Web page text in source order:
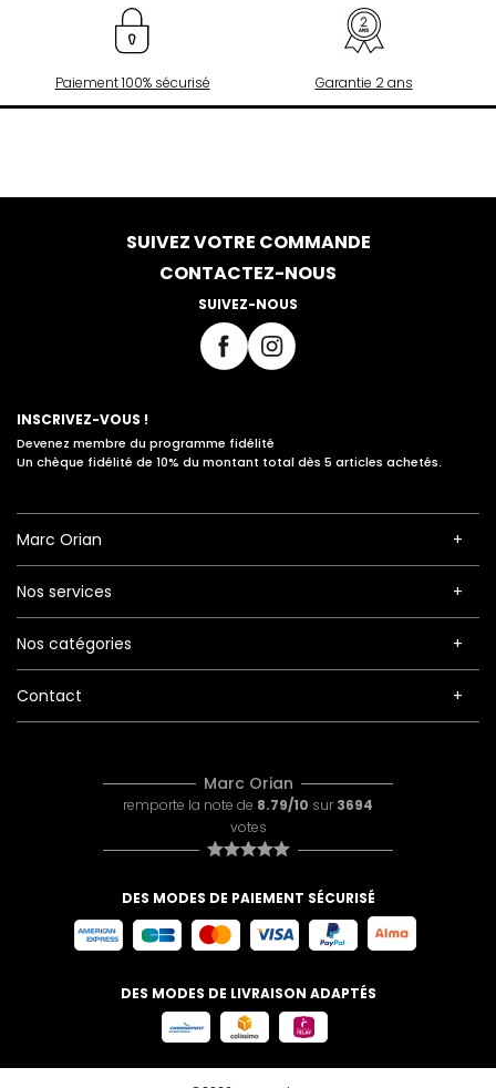
Paiement 100% sécurisé Garantie 2 ans
SUIVEZ VOTRE COMMANDE
CONTACTEZ-NOUS
SUIVEZ-NOUS
INSCRIVEZ-VOUS !
Devenez membre du programme fidélité
Un chèque fidélité de 10% du montant total dès 5 articles achetés.
Marc Orian
Nos services
Nos catégories
Contact
Marc Orian
remporte la note de 8.79/10 sur 3694
votes
DES MODES DE PAIEMENT SÉCURISÉ
DES MODES DE LIVRAISON ADAPTÉS